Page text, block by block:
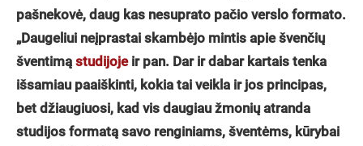
pašnekovė, daug kas nesuprato pačio verslo formato.
„Daugeliui neįprastai skambėjo mintis apie švenčių
šventimą studijojeir pan. Dar ir dabar kartais tenka
išsamiau paaiškinti, kokia tai veikla ir jos principas,
bet džiaugiuosi, kad vis daugiau žmonių atranda
studijos formatą savo renginiams, šventėms, kūrybai